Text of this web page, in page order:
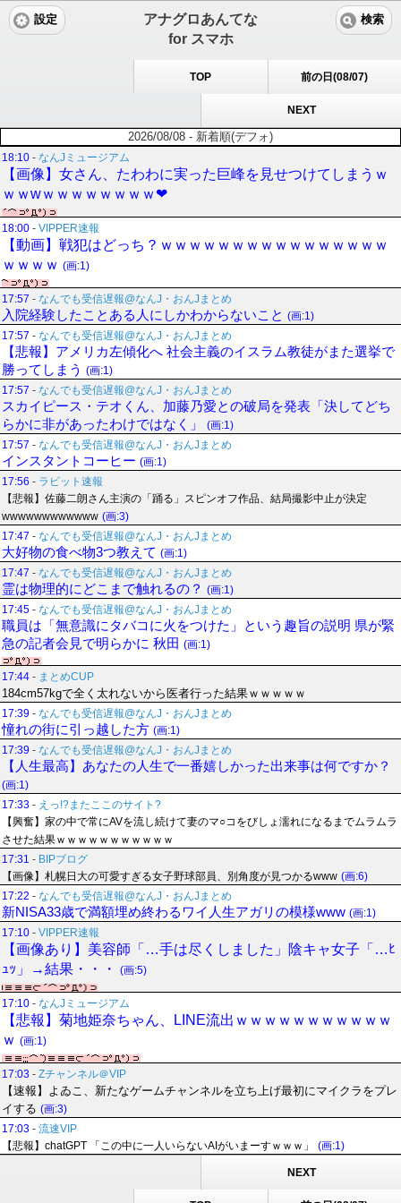
アナグロあんてな
for スマホ
設定 検索
TOP 前の日(08/07)
NEXT
2026/08/08 - 新着順(デフォ)
18:10 - なんJミュージアム
【画像】女さん、たわわに実った巨峰を見せつけてしまうｗ
ｗｗwｗｗｗｗｗｗｗｗ❤
18:00 - VIPPER速報
【動画】戦犯はどっち？ｗｗｗｗｗｗｗｗｗｗｗｗｗｗｗｗ
ｗｗｗｗ (画:1)
17:57 - なんでも受信遅報@なんJ・おんJまとめ
入院経験したことある人にしかわからないこと (画:1)
17:57 - なんでも受信遅報@なんJ・おんJまとめ
【悲報】アメリカ左傾化へ 社会主義のイスラム教徒がまた選挙で
勝ってしまう (画:1)
17:57 - なんでも受信遅報@なんJ・おんJまとめ
スカイピース・テオくん、加藤乃愛との破局を発表「決してどち
らかに非があったわけではなく」
(画:1)
17:57 - なんでも受信遅報@なんJ・おんJまとめ
インスタントコーヒー (画:1)
17:56 - ラビット速報
【悲報】佐藤二朗さん主演の「踊る」スピンオフ作品、結局撮影中止が決定
wwwwwwwwwwww (画:3)
17:47 - なんでも受信遅報@なんJ・おんJまとめ
大好物の食べ物3つ教えて (画:1)
17:47 - なんでも受信遅報@なんJ・おんJまとめ
霊は物理的にどこまで触れるの？ (画:1)
17:45 - なんでも受信遅報@なんJ・おんJまとめ
職員は「無意識にタバコに火をつけた」という趣旨の説明 県が緊
急の記者会見で明らかに 秋田 (画:1)
17:44 - まとめCUP
184cm57kgで全く太れないから医者行った結果ｗｗｗｗｗ
17:39 - なんでも受信遅報@なんJ・おんJまとめ
憧れの街に引っ越した方 (画:1)
17:39 - なんでも受信遅報@なんJ・おんJまとめ
【人生最高】あなたの人生で一番嬉しかった出来事は何ですか？
(画:1)
17:33 - えっ!?またここのサイト?
【興奮】家の中で常にAVを流し続けて妻のマ○コをびしょ濡れになるまでムラムラ
させた結果ｗｗｗｗｗｗｗｗｗｗｗ
17:31 - BIPブログ
【画像】札幌日大の可愛すぎる女子野球部員、別角度が見つかるwww (画:6)
17:22 - なんでも受信遅報@なんJ・おんJまとめ
新NISA33歳で満額埋め終わるワイ人生アガリの模様www (画:1)
17:10 - VIPPER速報
【画像あり】美容師「…手は尽くしました」陰キャ女子「…ﾋ
ｭｯ」→結果・・・
(画:5)
17:10 - なんJミュージアム
【悲報】菊地姫奈ちゃん、LINE流出ｗｗｗｗｗｗｗｗｗｗｗ
ｗ (画:1)
17:03 - Zチャンネル＠VIP
【速報】よゐこ、新たなゲームチャンネルを立ち上げ最初にマイクラをプレ
イする (画:3)
17:03 - 流速VIP
【悲報】chatGPT 「この中に一人いらないAIがいまーすｗｗｗ」
(画:1)
NEXT